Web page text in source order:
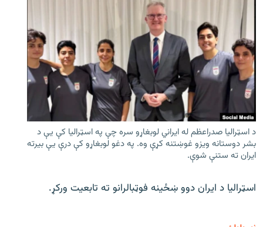
د اسټرالیا صدراعظم له ایراني لوبغاړو سره چې په اسټرالیا کې يې د
بشر دوستانه ویزو غوښتنه کړې وه. په دغو لوبغاړو کې درې يې بیرته
ایران ته ستنې شوې.
اسټرالیا د ایران دوو ښځینه فوټبالرانو ته تابعیت ورکړ.